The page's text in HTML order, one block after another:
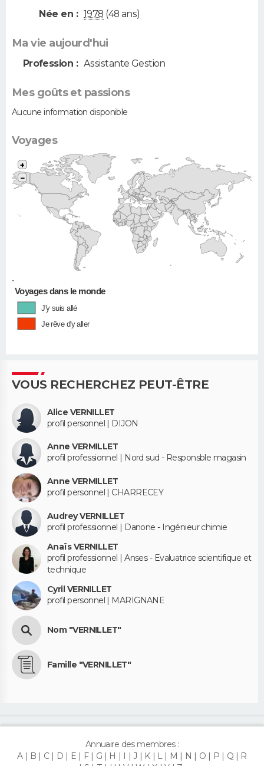
Née en : 1978 (48 ans)
Ma vie aujourd'hui
Profession : Assistante Gestion
Mes goûts et passions
Aucune information disponible
Voyages
•
+
−
Voyages dans le monde
J'y suis allé
Je rêve d'y aller
VOUS RECHERCHEZ PEUT-ÊTRE
Alice VERNILLET
profil personnel | DIJON
Anne VERMILLET
profil professionnel | Nord sud - Responsble magasin
Anne VERMILLET
profil personnel | CHARRECEY
Audrey VERNILLET
profil professionnel | Danone - Ingénieur chimie
Anaïs VERNILLET
profil professionnel | Anses - Evaluatrice scientifique et
technique
Cyril VERNILLET
profil personnel | MARIGNANE
Nom "VERNILLET"
Famille "VERNILLET"
Annuaire des membres :
A
B C D E F G H I J K L M N O P Q
R